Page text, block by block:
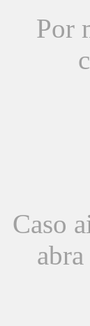
Por
Caso